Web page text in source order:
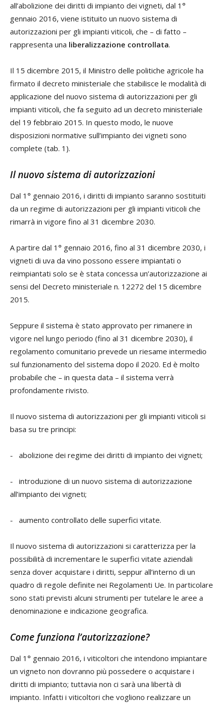
all’abolizione dei diritti di impianto dei vigneti, dal 1°
gennaio 2016, viene istituito un nuovo sistema di
autorizzazioni per gli impianti viticoli, che – di fatto –
rappresenta una liberalizzazione controllata.
Il 15 dicembre 2015, il Ministro delle politiche agricole ha
firmato il decreto ministeriale che stabilisce le modalità di
applicazione del nuovo sistema di autorizzazioni per gli
impianti viticoli, che fa seguito ad un decreto ministeriale
del 19 febbraio 2015. In questo modo, le nuove
disposizioni normative sull’impianto dei vigneti sono
complete (tab. 1).
Il nuovo sistema di autorizzazioni
Dal 1° gennaio 2016, i diritti di impianto saranno sostituiti
da un regime di autorizzazioni per gli impianti viticoli che
rimarrà in vigore fino al 31 dicembre 2030.
A partire dal 1° gennaio 2016, fino al 31 dicembre 2030, i
vigneti di uva da vino possono essere impiantati o
reimpiantati solo se è stata concessa un’autorizzazione ai
sensi del Decreto ministeriale n. 12272 del 15 dicembre
2015.
Seppure il sistema è stato approvato per rimanere in
vigore nel lungo periodo (fino al 31 dicembre 2030), il
regolamento comunitario prevede un riesame intermedio
sul funzionamento del sistema dopo il 2020. Ed è molto
probabile che – in questa data – il sistema verrà
profondamente rivisto.
Il nuovo sistema di autorizzazioni per gli impianti viticoli si
basa su tre principi:
- abolizione dei regime dei diritti di impianto dei vigneti;
- introduzione di un nuovo sistema di autorizzazione
all’impianto dei vigneti;
- aumento controllato delle superfici vitate.
Il nuovo sistema di autorizzazioni si caratterizza per la
possibilità di incrementare le superfici vitate aziendali
senza dover acquistare i diritti, seppur all’interno di un
quadro di regole definite nei Regolamenti Ue. In particolare
sono stati previsti alcuni strumenti per tutelare le aree a
denominazione e indicazione geografica.
Come funziona l’autorizzazione?
Dal 1° gennaio 2016, i viticoltori che intendono impiantare
un vigneto non dovranno più possedere o acquistare i
diritti di impianto; tuttavia non ci sarà una libertà di
impianto. Infatti i viticoltori che vogliono realizzare un